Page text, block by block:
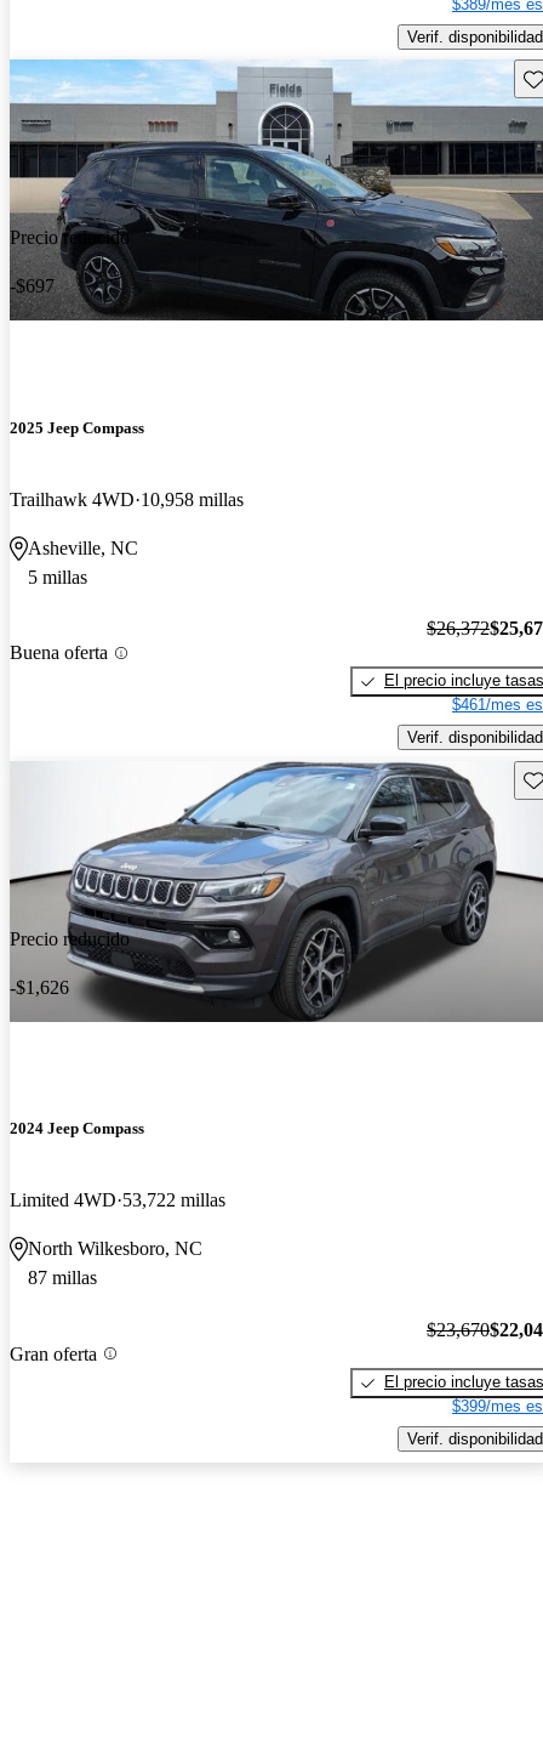
$389/mes
Verif. disponibilidad
Precio reducido
-$697
2025 Jeep Compass
Trailhawk 4WD 10,958 millas
Asheville, NC
5 millas
Buena oferta
$26,372
El precio incluye tasas
$461/mes
Verif. disponibilidad
Precio reducido
-$1,626
2024 Jeep Compass
Limited 4WD 53,722 millas
North Wilkesboro, NC
87 millas
Gran oferta
$23,670
El precio incluye tasas
$399/mes
Verif. disponibilidad